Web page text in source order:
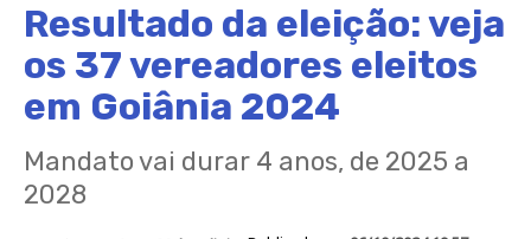
Resultado da eleição: veja
os 37 vereadores eleitos
em Goiânia 2024
Mandato vai durar 4 anos, de 2025 a
2028